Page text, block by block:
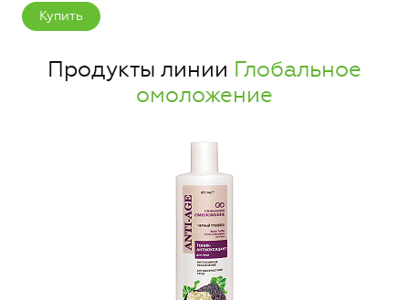
Купить
Продукты линии Глобальное
омоложение